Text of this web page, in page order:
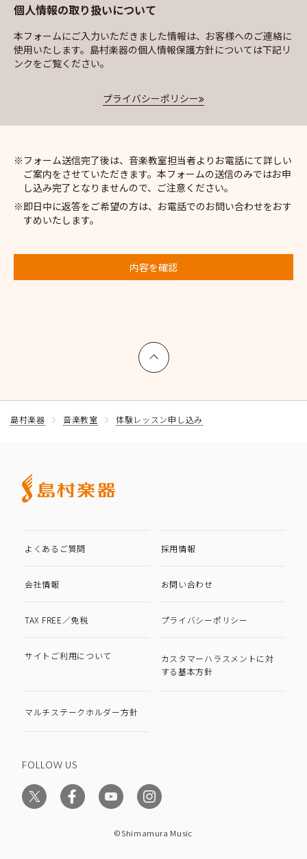
個人情報の取り扱いについて
本フォームにご入力いただきました情報は、お客様へのご連絡に
使用いたします。島村楽器の個人情報保護方針については下記リ
ンクをご覧ください。
プライバシーポリシー
フォーム送信完了後は、音楽教室担当者よりお電話にて詳しい
ご案内をさせていただきます。本フォームの送信のみではお申
し込み完了となりませんので、ご注意ください。
即日中に返答をご希望の方は、お電話でのお問い合わせをおす
すめいたします。
内容を確認
上へ戻る
島村楽器 音楽教室 体験レッスン申し込み
よくあるご質問 採用情報
会社情報 お問い合わせ
TAX FREE／免税 プライバシーポリシー
サイトご利用について
カスタマーハラスメントに対
する基本方針
マルチステークホルダー方針
FOLLOW US
©Shimamura Music